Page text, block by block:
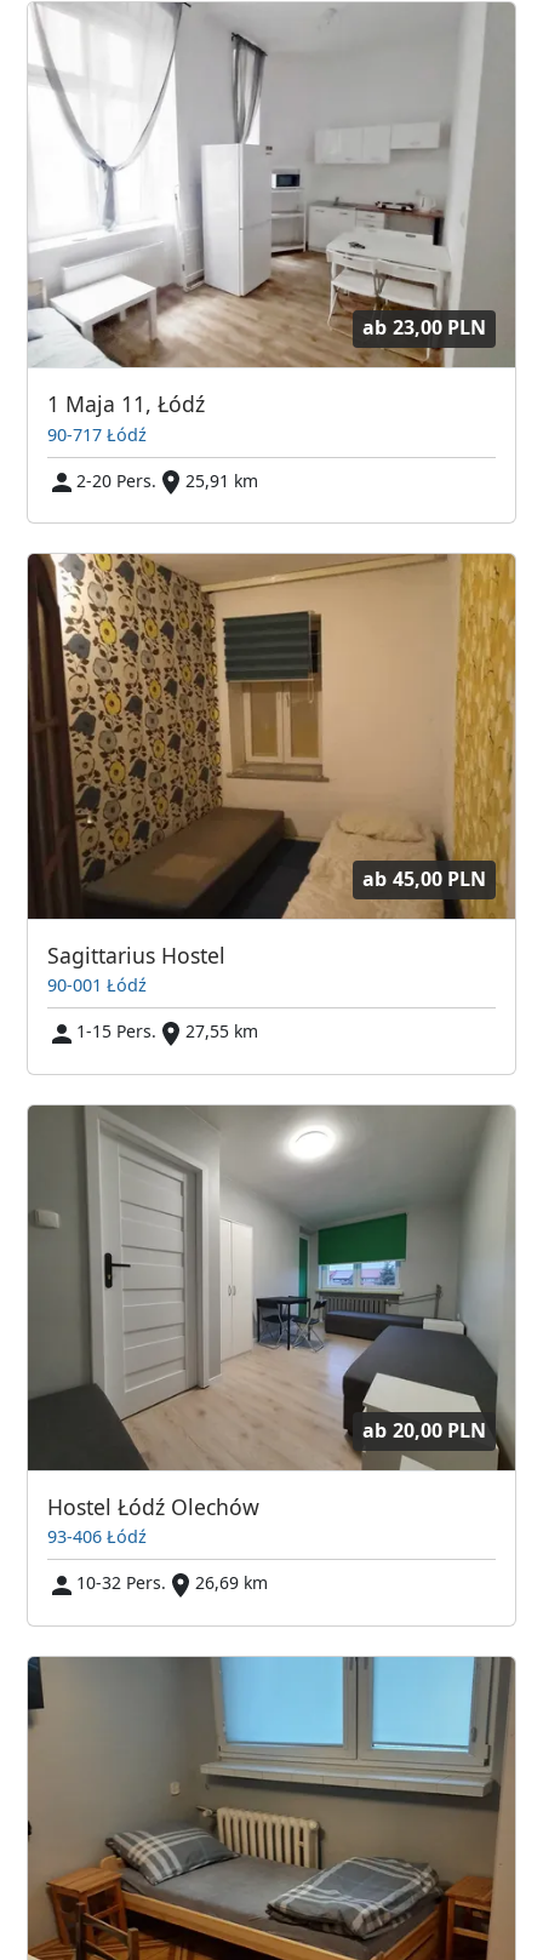
ab 23,00 PLN
1 Maja 11, Łódź
90-717 Łódź
2-20 Pers.
25,91 km
ab 45,00 PLN
Sagittarius Hostel
90-001 Łódź
1-15 Pers.
27,55 km
ab 20,00 PLN
Hostel Łódź Olechów
93-406 Łódź
10-32 Pers.
26,69 km